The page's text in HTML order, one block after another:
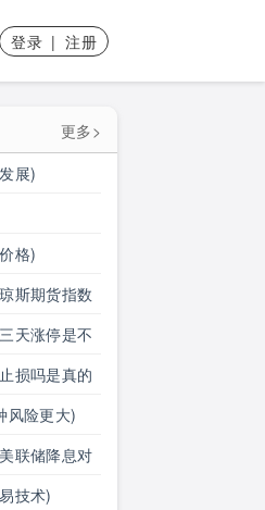
登录|注册
更多>
展)
格)
斯期货指数
天涨停是不
损吗是真的
风险更大)
联储降息对
技术)